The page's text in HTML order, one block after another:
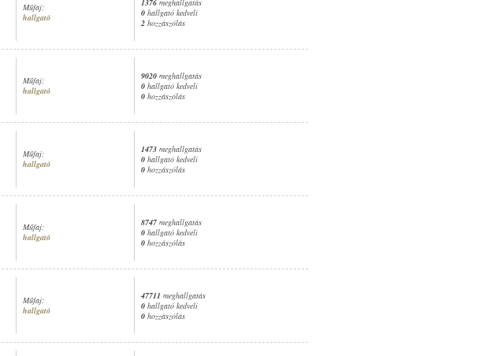
Műfaj:
hallgató
0 hallgató kedveli
2 hozzászólás
Műfaj:
hallgató
9020 meghallgatás
0 hallgató kedveli
0 hozzászólás
Műfaj:
hallgató
1473 meghallgatás
0 hallgató kedveli
0 hozzászólás
Műfaj:
hallgató
8747 meghallgatás
0 hallgató kedveli
0 hozzászólás
Műfaj:
hallgató
47711 meghallgatás
0 hallgató kedveli
0 hozzászólás